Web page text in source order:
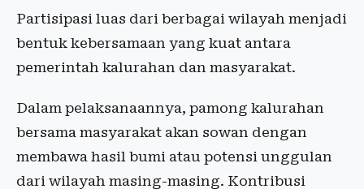
Partisipasi luas dari berbagai wilayah menjadi
bentuk kebersamaan yang kuat antara
pemerintah kalurahan dan masyarakat.
Dalam pelaksanaannya, pamong kalurahan
bersama masyarakat akan sowan dengan
membawa hasil bumi atau potensi unggulan
dari wilayah masing-masing. Kontribusi